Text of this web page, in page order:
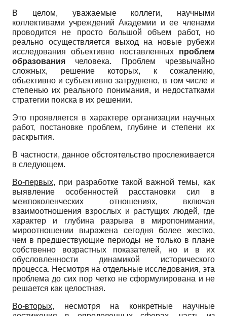
В целом, уважаемые коллеги, научными
коллективами учреждений Академии и ее членами
проводится не просто большой объем работ, но
реально осуществляется выход на новые рубежи
исследования объективно поставленных проблем
образования человека. Проблем чрезвычайно
сложных, решение которых, к сожалению,
объективно и субъективно затруднено, в том числе и
степенью их реального понимания, и недостатками
стратегии поиска в их решении.
Это проявляется в характере организации научных
работ, постановке проблем, глубине и степени их
раскрытия.
В частности, данное обстоятельство прослеживается
в следующем.
Во-первых, при разработке такой важной темы, как
выявление особенностей расстановки сил в
межпоколенческих отношениях, включая
взаимоотношения взрослых и растущих людей, где
характер и глубина разрыва в миропонимании,
мироотношении выражена сегодня более жестко,
чем в предшествующие периоды не только в плане
собственно возрастных показателей, но и в их
обусловленности динамикой исторического
процесса. Несмотря на отдельные исследования, эта
проблема до сих пор четко не сформулирована и не
решается как целостная.
Во-вторых, несмотря на конкретные научные